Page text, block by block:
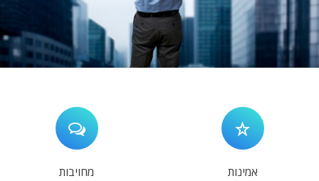
חדר חדשות
המלצות
צור קשר
אמינות מחויבות